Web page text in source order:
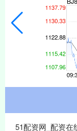
51配资网_配资在